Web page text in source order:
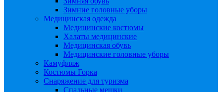
Зимние головные уборы
Медицинская одежда
Медицинские костюмы
Халаты медицинские
Медицинская обувь
Медицинские головные уборы
Камуфляж
Костюмы Горка
Снаряжение для туризма
Спальные мешки